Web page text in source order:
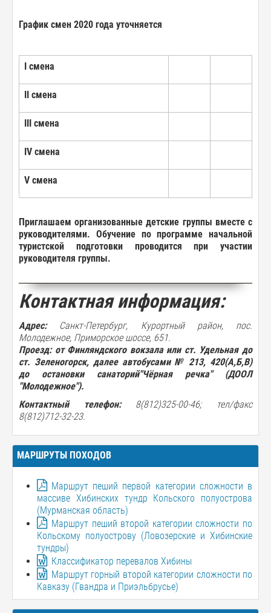
График смен 2020 года уточняется
I смена
II смена
III смена
IV смена
V смена
Приглашаем организованные детские группы вместе с
руководителями. Обучение по программе начальной
туристской
подготовки проводится при
участии
руководителя группы.
Контактная информация:
Адрес: Санкт-Петербург, Курортный район, пос.
Молодежное, Приморское шоссе, 651.
Проезд: от Финляндского вокзала или ст. Удельная до
ст. Зеленогорск, далее автобусами № 213, 420(А,Б,В)
до остановки санаторий"Чёрная речка" (ДООЛ
"Молодежное").
Контактный телефон: 8(812)325-00-46; тел/факс
8(812)712-32-23.
МАРШРУТЫ ПОХОДОВ
Маршрут пеший первой категории сложности в
массиве Хибинских тундр Кольского полуострова
(Мурманская область)
Маршрут пеший второй категории сложности по
Кольскому полуострову (Ловозерские и Хибинские
тундры)
Классификатор перевалов Хибины
Маршрут горный второй категории сложности по
Кавказу (Гвандра и Приэльбрусье)